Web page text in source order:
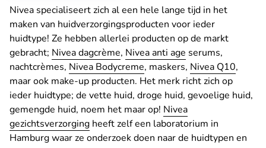
Nivea specialiseert zich al een hele lange tijd in het
maken van huidverzorgingsproducten voor ieder
huidtype! Ze hebben allerlei producten op de markt
gebracht; Nivea dagcrème, Nivea anti age serums,
nachtcrèmes, Nivea Bodycreme, maskers, Nivea Q10,
maar ook make-up producten. Het merk richt zich op
ieder huidtype; de vette huid, droge huid, gevoelige huid,
gemengde huid, noem het maar op! Nivea
gezichtsverzorging heeft zelf een laboratorium in
Hamburg waar ze onderzoek doen naar de huidtypen en